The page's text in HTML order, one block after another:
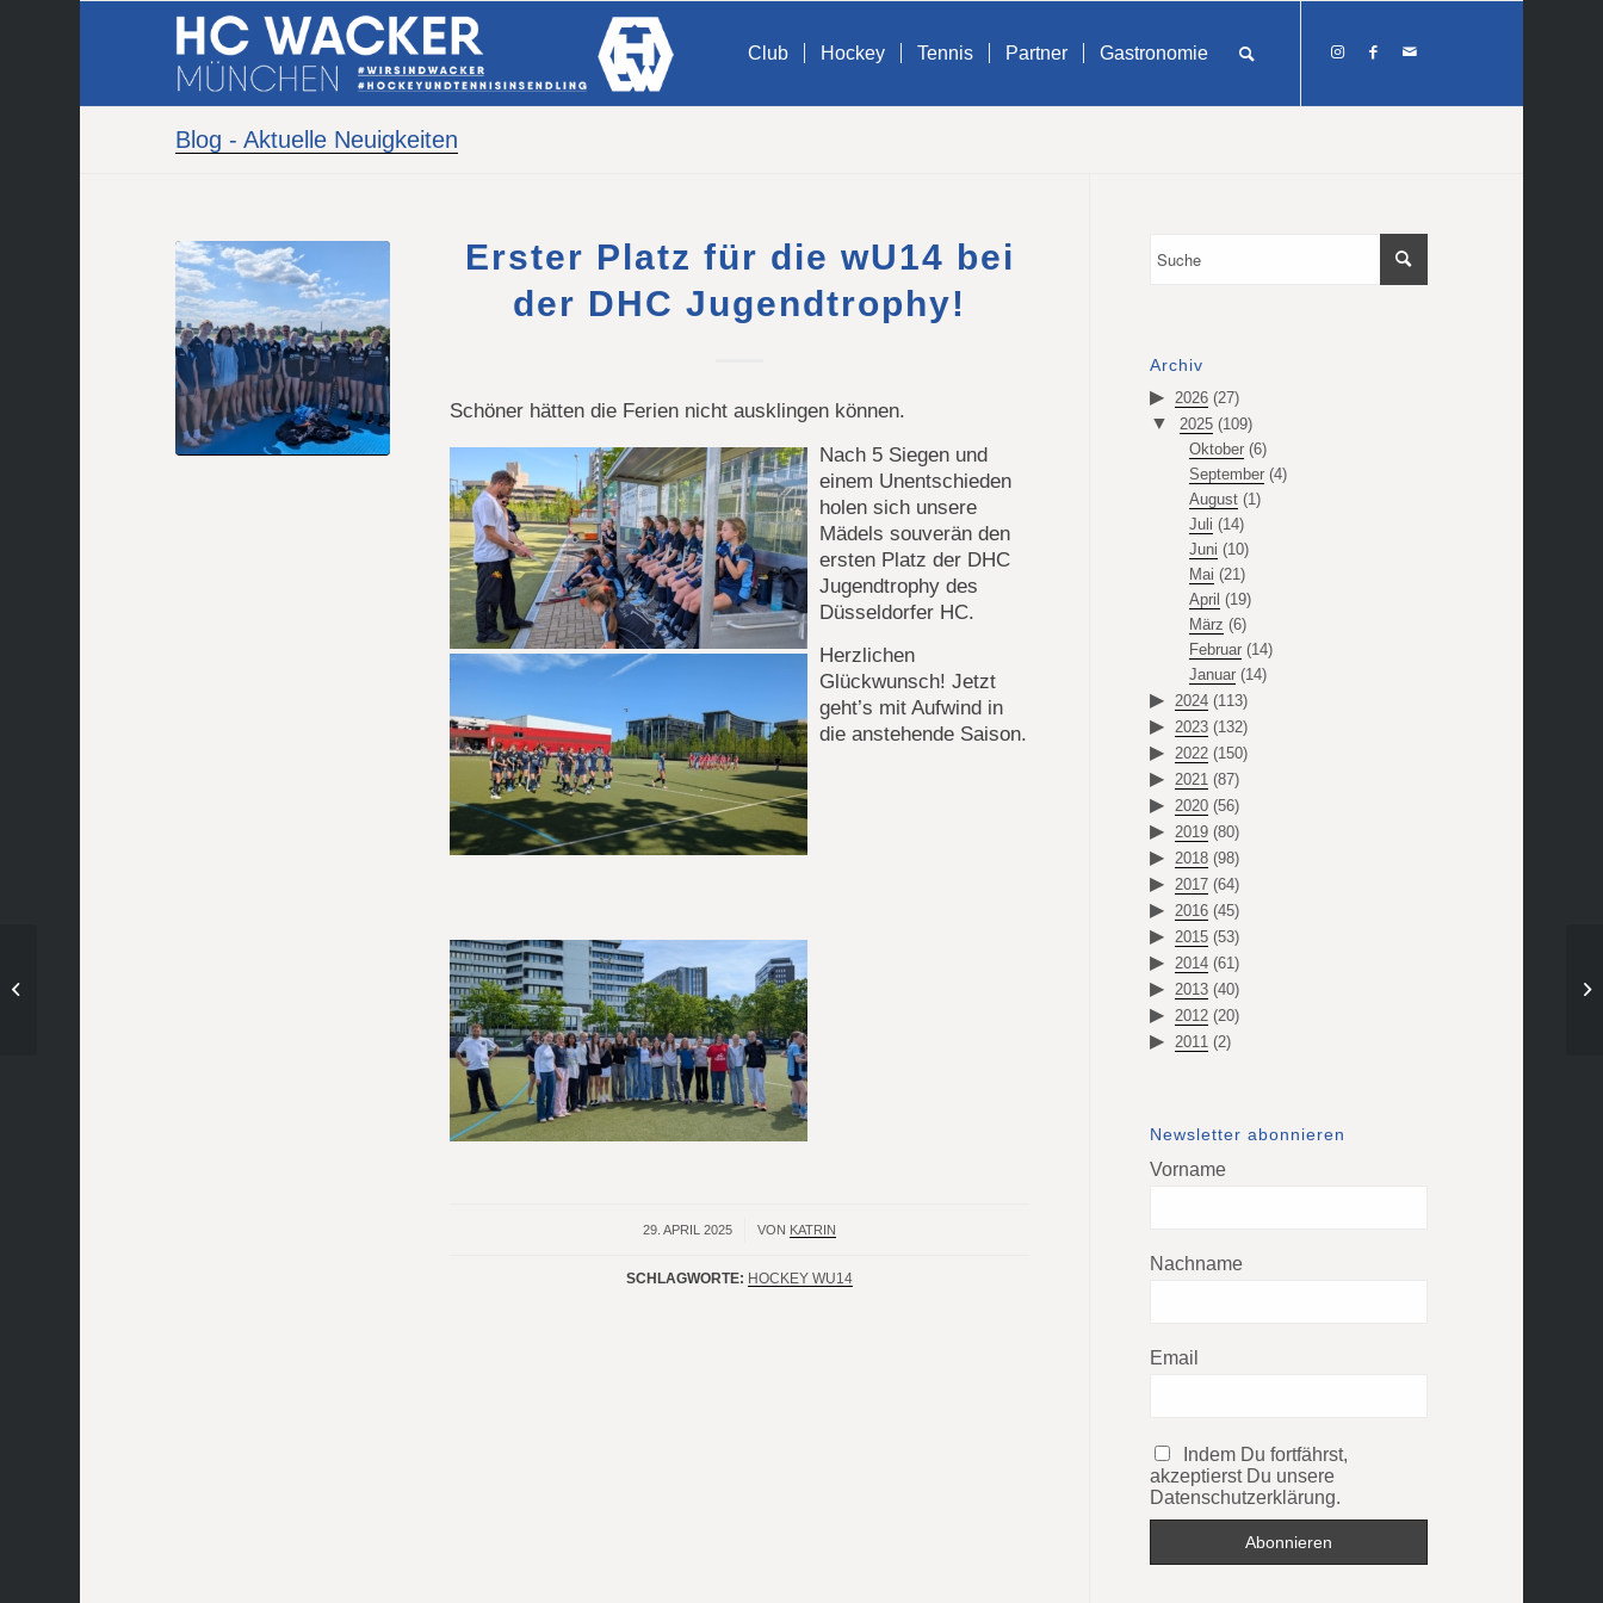
Club Hockey Tennis Partner Gastronomie
Blog - Aktuelle Neuigkeiten
Erster Platz für die wU14 bei
der DHC Jugendtrophy!
Schöner hätten die Ferien nicht ausklingen können.
Nach 5 Siegen und
einem Unentschieden
holen sich unsere
Mädels souverän den
ersten Platz der DHC
Jugendtrophy des
Düsseldorfer HC.
Herzlichen
Glückwunsch! Jetzt
geht’s mit Aufwind in
die anstehende Saison.
29. APRIL 2025
/ VON KATRIN
SCHLAGWORTE: HOCKEY WU14
Archiv
2026 (27)
2025 (109)
Oktober(6)
September(4)
August(1)
Juli (14)
Juni (10)
Mai (21)
April (19)
März (6)
Februar(14)
Januar(14)
2024 (113)
2023 (132)
2022 (150)
2021 (87)
2020 (56)
2019 (80)
2018 (98)
2017 (64)
2016 (45)
2015 (53)
2014 (61)
2013 (40)
2012 (20)
2011 (2)
Newsletter abonnieren
Vorname
Nachname
Email
Indem Du fortfährst,
akzeptierst Du unsere
Datenschutzerklärung.